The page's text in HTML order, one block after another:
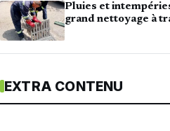
Pluies et
grand nettoyage à
EXTRA CONTENU